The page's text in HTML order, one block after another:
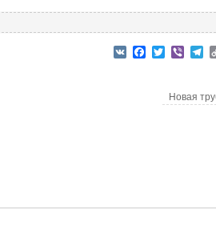
VK Facebook
TwitterViber
Новая